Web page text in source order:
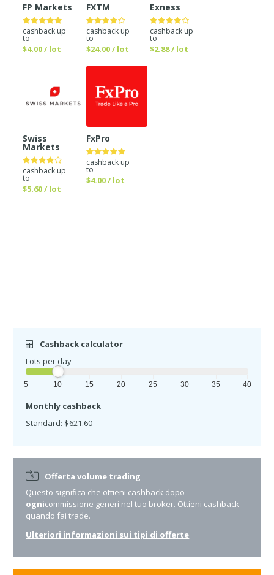
FP Markets
cashback up
to
$4.00 / lot
FXTM
cashback up
to
$24.00 / lot
Exness
cashback up
to
$2.88 / lot
Swiss
Markets
cashback up
to
$5.60 / lot
FxPro
cashback up
to
$4.00 / lot
Cashback calculator
Lots per day
5 10 15 20 25 30 35 40
Monthly cashback
Standard: $621.60
Offerta volume trading
Questo significa che ottieni cashback dopo
ognicommissione generi nel tuo broker. Ottieni cashback
quando fai trade.
Ulteriori informazioni sui tipi di offerte